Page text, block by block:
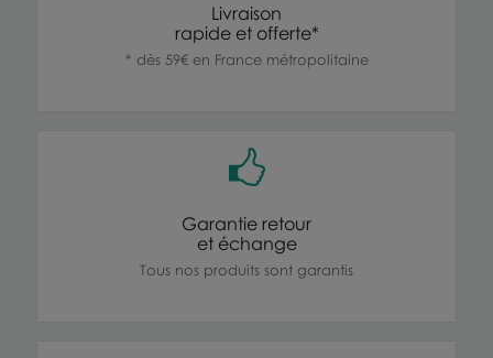
Livraison
rapide et offerte*
* dès 59€ en France métropolitaine
Garantie retour
et échange
Tous nos produits sont garantis